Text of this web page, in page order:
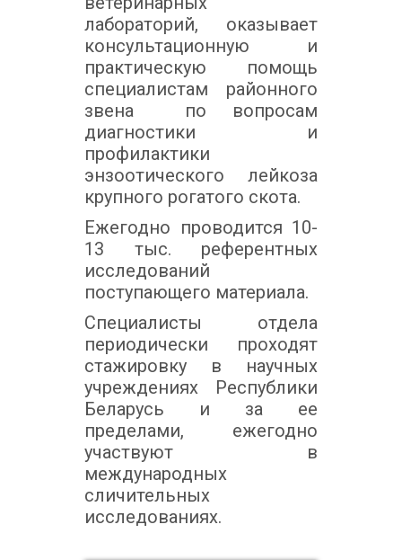
лабораторий, оказывает
консультационную и
практическую помощь
специалистам районного
звена по вопросам
диагностики и
профилактики
энзоотического лейкоза
крупного рогатого скота.
Ежегодно проводится 10-
13 тыс. референтных
исследований
поступающего материала.
Специалисты отдела
периодически проходят
стажировку в научных
учреждениях Республики
Беларусь и за ее
пределами, ежегодно
участвуют в
международных
сличительных
исследованиях.